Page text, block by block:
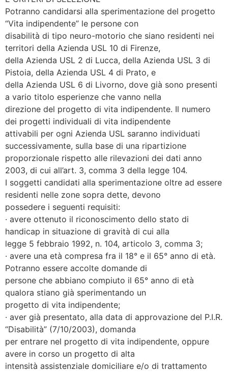
Potranno candidarsi alla sperimentazione del progetto
“Vita indipendente” le persone con
disabilità di tipo neuro-motorio che siano residenti nei
territori della Azienda USL 10 di Firenze,
della Azienda USL 2 di Lucca, della Azienda USL 3 di
Pistoia, della Azienda USL 4 di Prato, e
della Azienda USL 6 di Livorno, dove già sono presenti
a vario titolo esperienze che vanno nella
direzione del progetto di vita indipendente. Il numero
dei progetti individuali di vita indipendente
attivabili per ogni Azienda USL saranno individuati
successivamente, sulla base di una ripartizione
proporzionale rispetto alle rilevazioni dei dati anno
2003, di cui all’art. 3, comma 3 della legge 104.
I soggetti candidati alla sperimentazione oltre ad essere
residenti nelle zone sopra dette, devono
possedere i seguenti requisiti:
· avere ottenuto il riconoscimento dello stato di
handicap in situazione di gravità di cui alla
legge 5 febbraio 1992, n. 104, articolo 3, comma 3;
· avere una età compresa fra il 18° e il 65° anno di età.
Potranno essere accolte domande di
persone che abbiano compiuto il 65° anno di età
qualora stiano già sperimentando un
progetto di vita indipendente;
· aver già presentato, alla data di approvazione del P.I.R.
“Disabilità” (7/10/2003), domanda
per entrare nel progetto di vita indipendente, oppure
avere in corso un progetto di alta
intensità assistenziale domiciliare e/o di trattamento